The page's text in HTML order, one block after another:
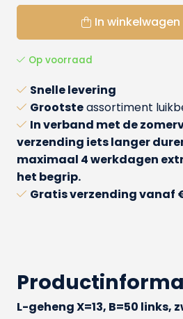
In winkelwagen
Op voorraad
Snelle levering
Grootsteassortiment
In verband met de
verzending iets langer
maximaal 4 werkdagen
het begrip.
Gratis verzendingvanaf
L-geheng X=13, B=50 links,